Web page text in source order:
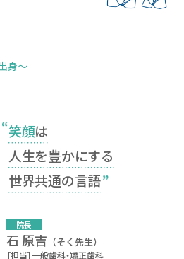
身～
笑顔は
人生を豊かにする
世界共通の言語
院長
石 原吉 （そく先生）
［担当］一般歯科・矯正歯科